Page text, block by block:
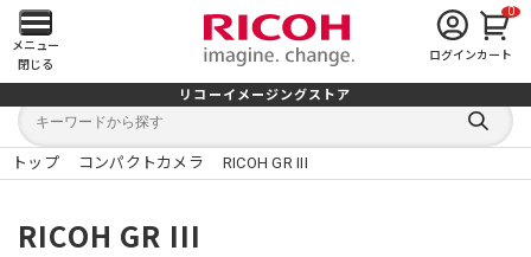
メ
イ
ン
メ
ニ
メニュー
閉じる
ログイン
0
カート
リコーイメージングストア
キ
ワ
ー
キ
検
索
る
トップ コンパクトカメラ RICOH GR III
RICOH GR III